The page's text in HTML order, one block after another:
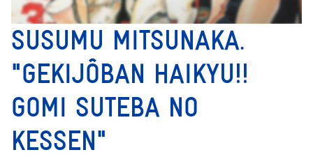
SUSUMU MITSUNAKA.
"GEKIJÔBAN HAIKYU!!
GOMI SUTEBA NO
KESSEN"